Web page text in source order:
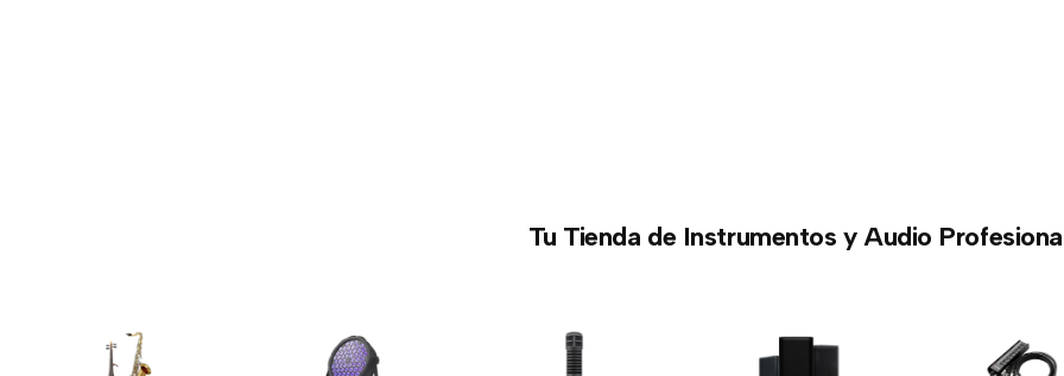
Tu Tienda de Instrumentos y Audio